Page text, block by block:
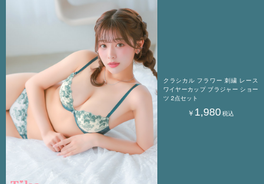
クラシカル フラワー 刺繍 レース
ワイヤーカップ ブラジャー ショー
ツ 2点セット
1,980